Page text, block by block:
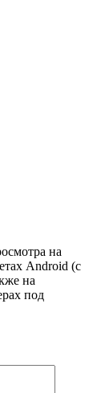
на
Android (с
на
под